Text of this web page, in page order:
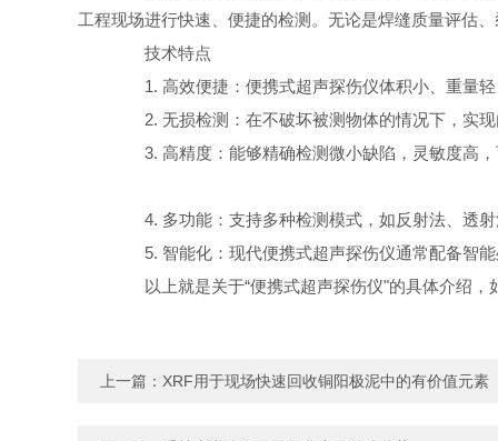
工程现场进行快速、便捷的检测。无论是焊缝质量评估
技术特点
1. 高效便捷：便携式超声探伤仪体积小、重量轻
2. 无损检测：在不破坏被测物体的情况下，实现
3. 高精度：能够精确检测微小缺陷，灵敏度高，
4. 多功能：支持多种检测模式，如反射法、透射
5. 智能化：现代便携式超声探伤仪通常配备智能
以上就是关于“便携式超声探伤仪"的具体介绍，
上一篇： XRF用于现场快速回收铜阳极泥中的有价值元素